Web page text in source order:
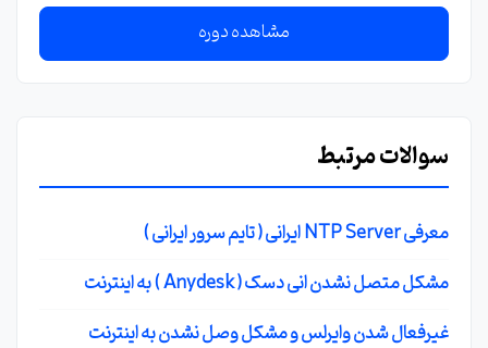
مشاهده دوره
سوالات مرتبط
معرفی NTP Server ایرانی ( تایم سرور ایرانی )
مشکل متصل نشدن انی دسک ( Anydesk ) به اینترنت
غیرفعال شدن وایرلس و مشکل وصل نشدن به اینترنت